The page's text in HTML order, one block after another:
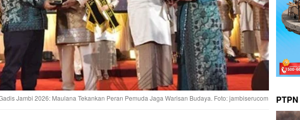
Jambi 2026: Maulana Tekankan Peran Pemuda Jaga Warisan Budaya. Foto: jambiserucom